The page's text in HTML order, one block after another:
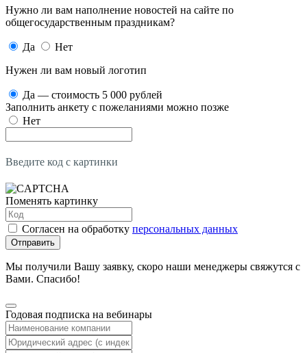
Нужно ли вам наполнение новостей на сайте по
общегосударственным праздникам?
Да
Нет
Нужен ли вам новый логотип
Да — стоимость 5 000 рублей
Заполнить анкету с пожеланиями можно позже
Нет
Введите код с картинки
Поменять картинку
Согласен на обработку персональных данных
Отправить
Мы получили Вашу заявку, скоро наши менеджеры свяжутся с
Вами. Спасибо!
Годовая подписка на вебинары